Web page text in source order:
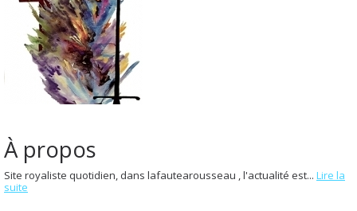
À propos
Site royaliste quotidien, dans lafautearousseau , l'actualité est... Lire la
suite